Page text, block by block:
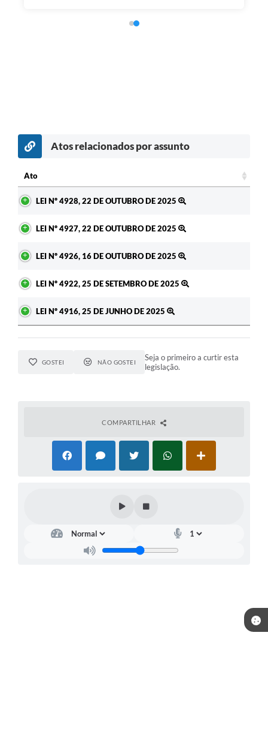
Atos relacionados por assunto
Ato
LEI Nº 4928, 22 DE OUTUBRO DE 2025
LEI Nº 4927, 22 DE OUTUBRO DE 2025
LEI Nº 4926, 16 DE OUTUBRO DE 2025
LEI Nº 4922, 25 DE SETEMBRO DE 2025
LEI Nº 4916, 25 DE JUNHO DE 2025
GOSTEI NÃO GOSTEI
Seja o primeiro a curtir esta
legislação.
COMPARTILHAR